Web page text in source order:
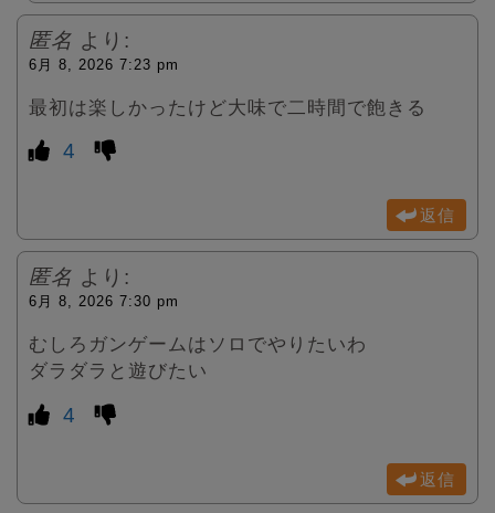
匿名 より:
6月 8, 2026 7:23 pm
最初は楽しかったけど大味で二時間で飽きる
4
返信
匿名 より:
6月 8, 2026 7:30 pm
むしろガンゲームはソロでやりたいわ
ダラダラと遊びたい
4
返信